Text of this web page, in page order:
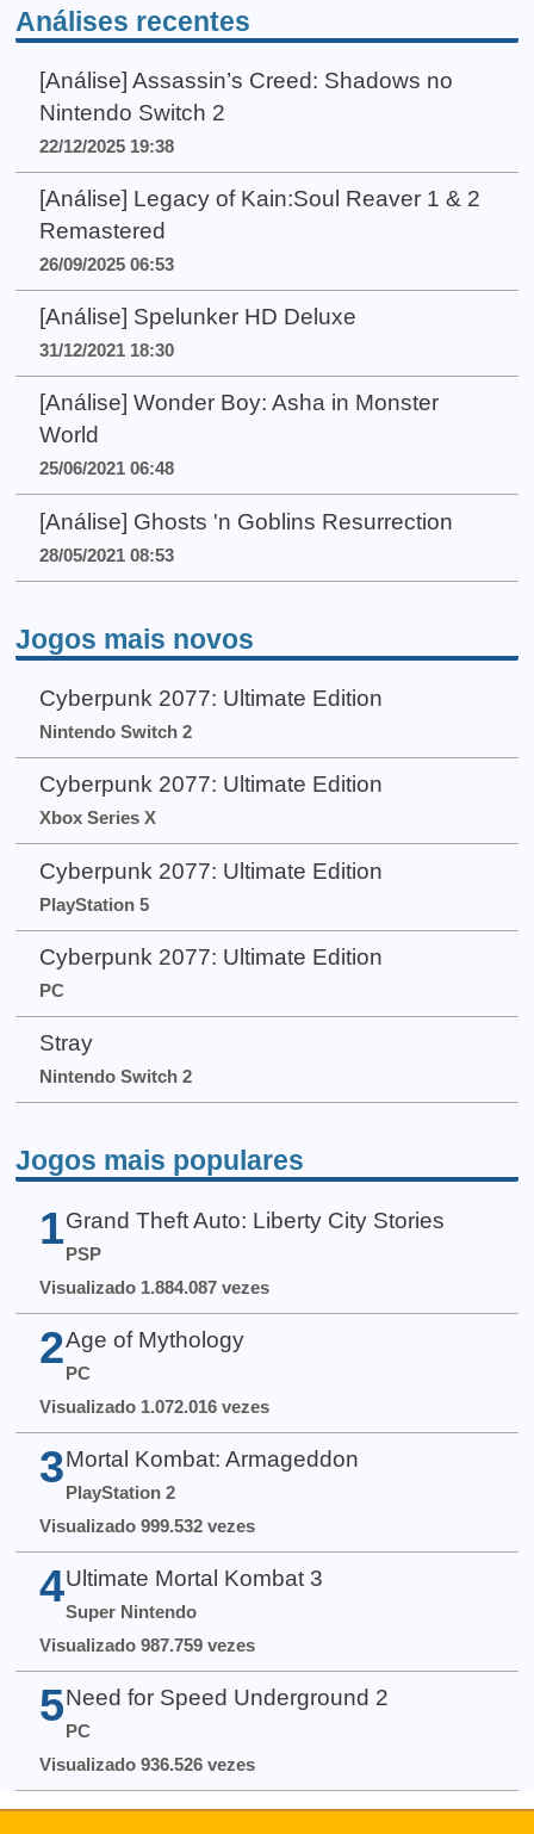
Análises recentes
[Análise] Assassin’s Creed: Shadows no
Nintendo Switch 2
22/12/2025 19:38
[Análise] Legacy of Kain:Soul Reaver 1 & 2
Remastered
26/09/2025 06:53
[Análise] Spelunker HD Deluxe
31/12/2021 18:30
[Análise] Wonder Boy: Asha in Monster
World
25/06/2021 06:48
[Análise] Ghosts 'n Goblins Resurrection
28/05/2021 08:53
Jogos mais novos
Cyberpunk 2077: Ultimate Edition
Nintendo Switch 2
Cyberpunk 2077: Ultimate Edition
Xbox Series X
Cyberpunk 2077: Ultimate Edition
PlayStation 5
Cyberpunk 2077: Ultimate Edition
PC
Stray
Nintendo Switch 2
Jogos mais populares
1 Grand Theft Auto: Liberty City Stories
PSP
Visualizado 1.884.087 vezes
2 Age of Mythology
PC
Visualizado 1.072.016 vezes
3 Mortal Kombat: Armageddon
PlayStation 2
Visualizado 999.532 vezes
4 Ultimate Mortal Kombat 3
Super Nintendo
Visualizado 987.759 vezes
5 Need for Speed Underground 2
PC
Visualizado 936.526 vezes